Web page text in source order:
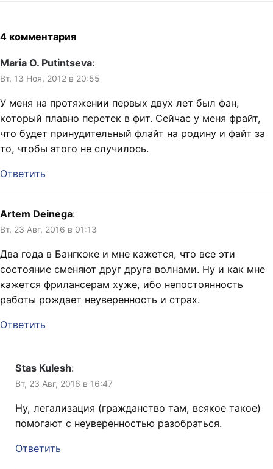
4 комментария
Maria O. Putintseva:
Вт, 13 Ноя, 2012 в 20:55
У меня на протяжении первых двух лет был фан,
который плавно перетек в фит. Сейчас у меня фрайт,
что будет принудительный флайт на родину и файт за
то, чтобы этого не случилось.
Ответить
Artem Deinega:
Вт, 23 Авг, 2016 в 01:13
Два года в Бангкоке и мне кажется, что все эти
состояние сменяют друг друга волнами. Ну и как мне
кажется фрилансерам хуже, ибо непостоянность
работы рождает неуверенность и страх.
Ответить
Stas Kulesh:
Вт, 23 Авг, 2016 в 16:47
Ну, легализация (гражданство там, всякое такое)
помогают с неуверенностью разобраться.
Ответить